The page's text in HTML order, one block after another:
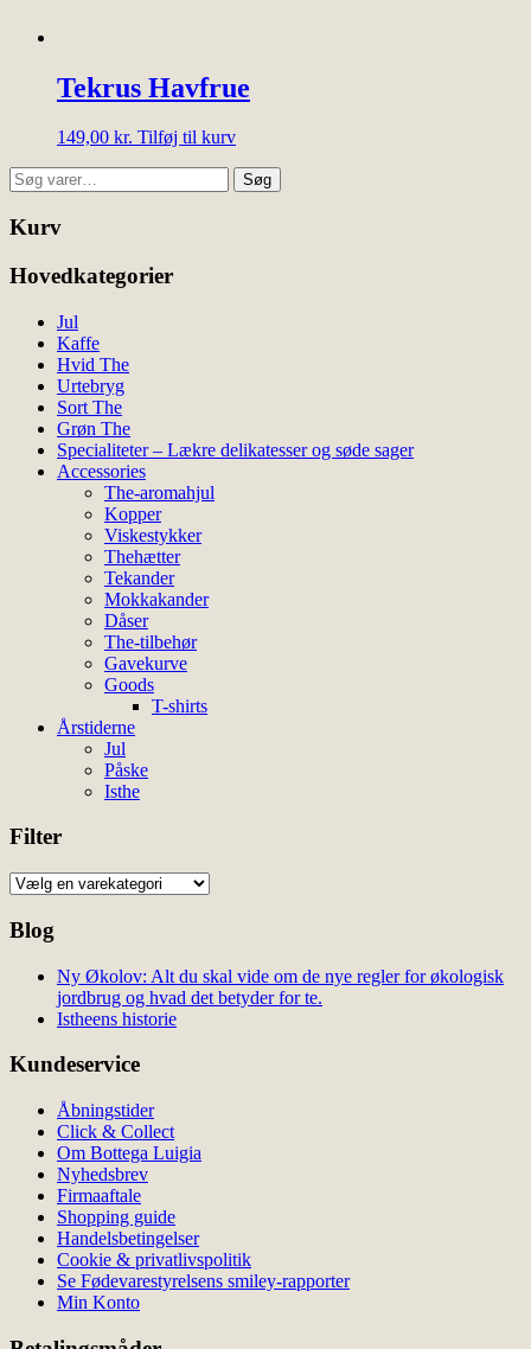
Tekrus Havfrue
149,00 kr. Tilføj til kurv
Søg
efter:
Søg
Kurv
Hovedkategorier
Jul
Kaffe
Hvid The
Urtebryg
Sort The
Grøn The
Specialiteter – Lækre delikatesser og søde sager
Accessories
The-aromahjul
Kopper
Viskestykker
Thehætter
Tekander
Mokkakander
Dåser
The-tilbehør
Gavekurve
Goods
T-shirts
Årstiderne
Jul
Påske
Isthe
Filter
Blog
Ny Økolov: Alt du skal vide om de nye regler for økologisk
jordbrug og hvad det betyder for te.
Istheens historie
Kundeservice
Åbningstider
Click & Collect
Om Bottega Luigia
Nyhedsbrev
Firmaaftale
Shopping guide
Handelsbetingelser
Cookie & privatlivspolitik
Se Fødevarestyrelsens smiley-rapporter
Min Konto